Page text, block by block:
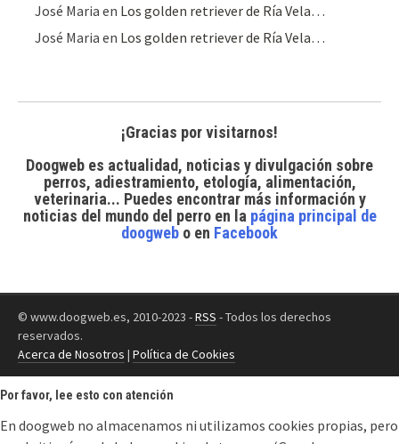
José Maria en Los golden retriever de Ría Vela…
José Maria en Los golden retriever de Ría Vela…
¡Gracias por visitarnos!
Doogweb es actualidad, noticias y divulgación sobre
perros, adiestramiento, etología, alimentación,
veterinaria... Puedes encontrar más información y
noticias del mundo del perroen la página principal de
doogweb o en Facebook
© www.doogweb.es, 2010-2023 -RSS - Todos los derechos
reservados.
Acerca de Nosotros | Política de Cookies
Por favor, lee esto con atención
En doogweb no almacenamos ni utilizamos cookies propias, pero